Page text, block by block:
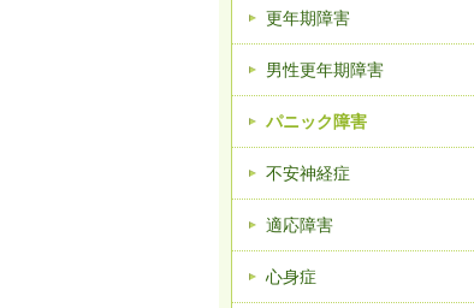
更年期障害
男性更年期障害
パニック障害
不安神経症
適応障害
心身症